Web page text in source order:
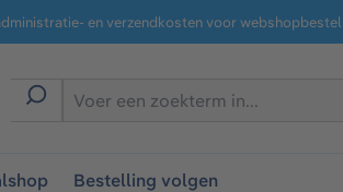
en verzendkosten voor
Bestelling volgen